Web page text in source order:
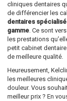
cliniques dentaires
de différencier les
dentaires
gamme. Ce sont
les prestations
petit cabinet
de meilleure qualité.
Heureusement,
les meilleures
douleur. Vous
meilleur prix ? En